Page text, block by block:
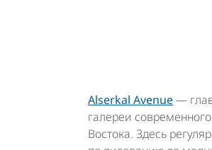
Alserkal Avenue—
галереи
Востока. Здесь